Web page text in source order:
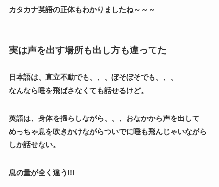
カタカナ英語の正体もわかりましたね～～～
実は声を出す場所も出し方も違ってた
日本語は、直立不動でも、、、ぼそぼそでも、、、
なんなら唾を飛ばさなくても話せるけど。
英語は、身体を揺らしながら、、、おなかから声を出して
めっちゃ息を吹きかけながらついでに唾も飛んじゃいながら
しか話せない。
息の量が全く違う!!!